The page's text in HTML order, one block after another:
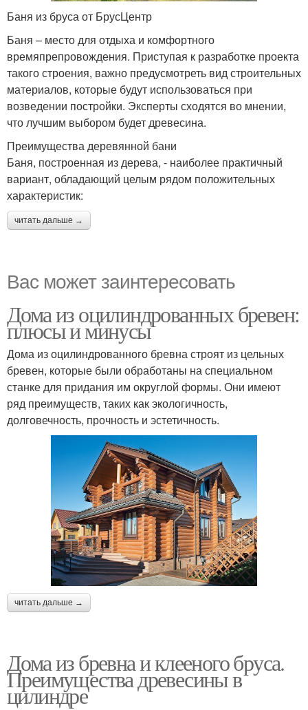
Баня из бруса от БрусЦентр
Баня – место для отдыха и комфортного
времяпрепровождения. Приступая к разработке проекта
такого строения, важно предусмотреть вид строительных
материалов, которые будут использоваться при
возведении постройки. Эксперты сходятся во мнении,
что лучшим выбором будет древесина.
Преимущества деревянной бани
Баня, построенная из дерева, - наиболее практичный
вариант, обладающий целым рядом положительных
характеристик:
читать дальше →
Вас может заинтересовать
Дома из оцилиндрованных бревен:
плюсы и минусы
Дома из оцилиндрованного бревна строят из цельных
бревен, которые были обработаны на специальном
станке для придания им округлой формы. Они имеют
ряд преимуществ, таких как экологичность,
долговечность, прочность и эстетичность.
читать дальше →
Дома из бревна и клееного бруса.
Преимущества древесины в
цилиндре